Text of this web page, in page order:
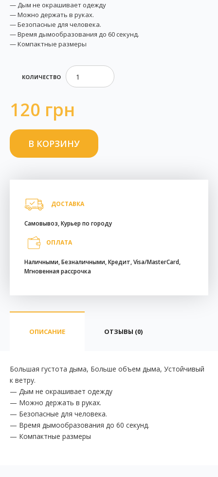
— Дым не окрашивает одежду
— Можно держать в руках.
— Безопасные для человека.
— Время дымообразования до 60 секунд.
— Компактные размеры
КОЛИЧЕСТВО
120 грн
ДОСТАВКА
Самовывоз, Курьер по городу
ОПЛАТА
Наличными, Безналичными, Кредит, Visa/MasterCard,
Мгновенная рассрочка
ОПИСАНИЕ ОТЗЫВЫ (0)
Большая густота дыма, Больше объем дыма, Устойчивый
к ветру.
— Дым не окрашивает одежду
— Можно держать в руках.
— Безопасные для человека.
— Время дымообразования до 60 секунд.
— Компактные размеры